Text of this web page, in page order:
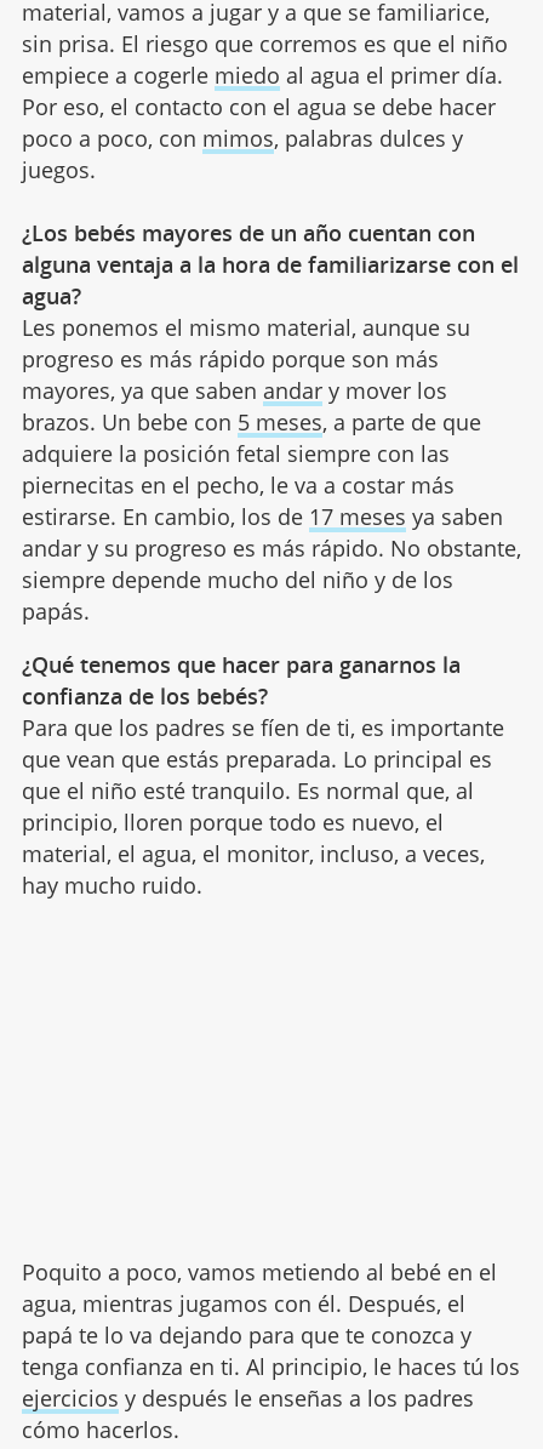
material, vamos a jugar y a que se familiarice,
sin prisa. El riesgo que corremos es que el niño
empiece a cogerle miedo al agua el primer día.
Por eso, el contacto con el agua se debe hacer
poco a poco, con mimos, palabras dulces y
juegos.
¿Los bebés mayores de un año cuentan con
alguna ventaja a la hora de familiarizarse con el
agua?
Les ponemos el mismo material, aunque su
progreso es más rápido porque son más
mayores, ya que saben andary mover los
brazos. Un bebe con 5 meses, a parte de que
adquiere la posición fetal siempre con las
piernecitas en el pecho, le va a costar más
estirarse. En cambio, los de 17 meses ya saben
andar y su progreso es más rápido. No obstante,
siempre depende mucho del niño y de los
papás.
¿Qué tenemos que hacer para ganarnos la
confianza de los bebés?
Para que los padres se fíen de ti, es importante
que vean que estás preparada. Lo principal es
que el niño esté tranquilo. Es normal que, al
principio, lloren porque todo es nuevo, el
material, el agua, el monitor, incluso, a veces,
hay mucho ruido.
Poquito a poco, vamos metiendo al bebé en el
agua, mientras jugamos con él. Después, el
papá te lo va dejando para que te conozca y
tenga confianza en ti. Al principio, le haces tú los
ejercicios y después le enseñas a los padres
cómo hacerlos.